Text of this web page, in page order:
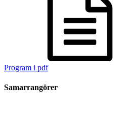
Program i pdf
Samarrangörer